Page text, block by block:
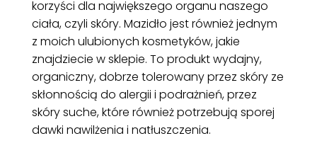
korzyści dla największego organu naszego
ciała, czyli skóry. Mazidło jest również jednym
z moich ulubionych kosmetyków, jakie
znajdziecie w sklepie. To produkt wydajny,
organiczny, dobrze tolerowany przez skóry ze
skłonnością do alergii i podrażnień, przez
skóry suche, które również potrzebują sporej
dawki nawilżenia i natłuszczenia.